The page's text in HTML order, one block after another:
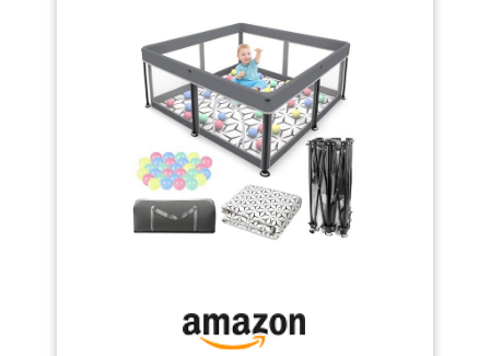
de démonstration, non
incluse dans le colis
Dimensions adaptées :
grand parc : 81 x 61 x
55,9 cm (L x l x H) et
petit parc : 57 x 45,7 x
45,7 cm. Veuillez
mesurer la taille de
votre animal de
chiens de petite taille